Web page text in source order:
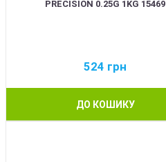
PRECISION 0.25G 1KG 15469
524 грн
ДО КОШИКУ